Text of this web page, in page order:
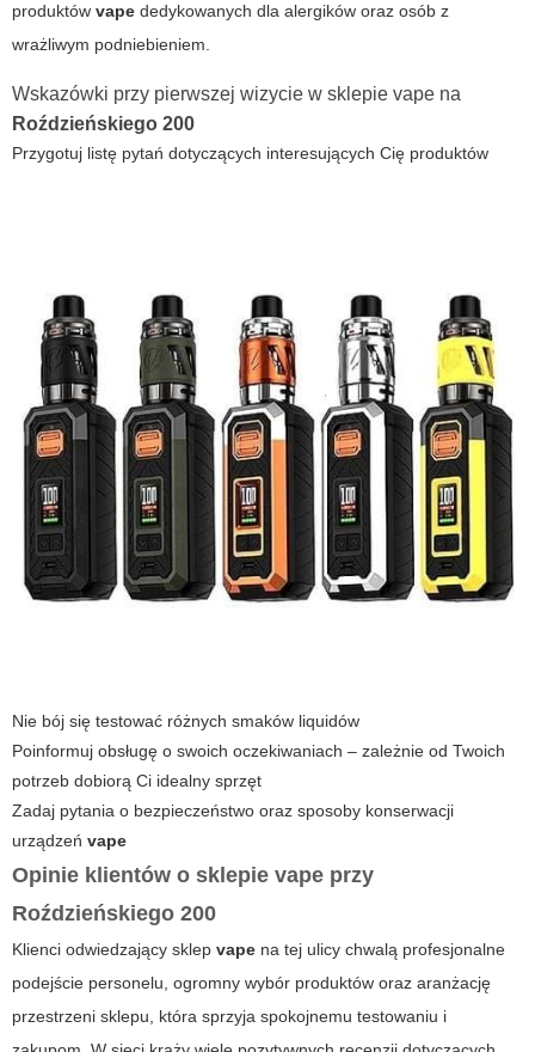
produktów vape dedykowanych dla alergików oraz osób z
wrażliwym podniebieniem.
Wskazówki przy pierwszej wizycie w sklepie vape na
Roździeńskiego 200
Przygotuj listę pytań dotyczących interesujących Cię produktów
Nie bój się testować różnych smaków liquidów
Poinformuj obsługę o swoich oczekiwaniach – zależnie od Twoich
potrzeb dobiorą Ci idealny sprzęt
Zadaj pytania o bezpieczeństwo oraz sposoby konserwacji
urządzeń vape
Opinie klientów o sklepie vape przy
Roździeńskiego 200
Klienci odwiedzający sklep vape na tej ulicy chwalą profesjonalne
podejście personelu, ogromny wybór produktów oraz aranżację
przestrzeni sklepu, która sprzyja spokojnemu testowaniu i